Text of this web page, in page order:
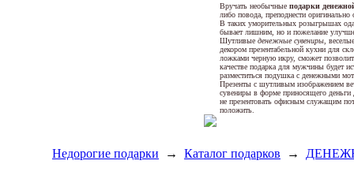
Вручать необычные подарки
либо повода, преподнести
В таких уморительных розыгрышах
бывает лишним, но и пожелание
Шутливые денежные сувениры ,
декором презентабельной кухни для
ложками черную икру, сможет
качестве подарка для мужчины будет
разместиться подушка с денежными
Презенты с шутливым изображением
сувениры в форме приносящего деньги
не презентовать офисным служащим
положить.
Недорогие подарки → Каталог подарков →